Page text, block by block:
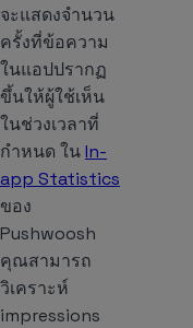
จะแสดงจำนวน
ครั้งที่ข้อความ
ในแอปปรากฏ
ขึ้นให้ผู้ใช้เห็น
ในช่วงเวลาที่
กำหนด ในIn-
app Statistics
ของ
Pushwoosh
คุณสามารถ
วิเคราะห์
impressions